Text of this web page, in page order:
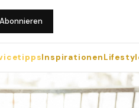
Abonnieren
Inspirationen